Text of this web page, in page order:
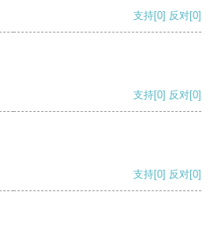
支持[0] 反对[0]
支持[0] 反对[0]
支持[0] 反对[0]